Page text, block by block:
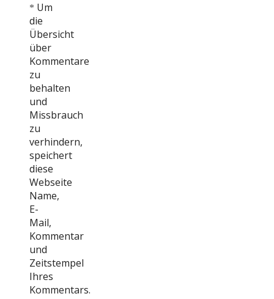
* Um
die
Übersicht
über
Kommentare
zu
behalten
und
Missbrauch
zu
verhindern,
speichert
diese
Webseite
Name,
E-
Mail,
Kommentar
und
Zeitstempel
Ihres
Kommentars.